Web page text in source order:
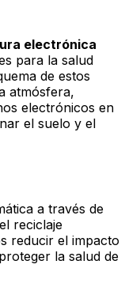
electrónica
para la salud
de estos
atmósfera,
electrónicos en
el suelo y el
a través de
reciclaje
reducir el impacto
la salud de